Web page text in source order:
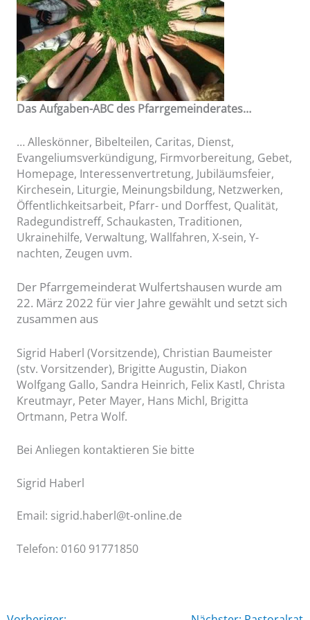
Das Aufgaben-ABC des Pfarrgemeinderates…
… Alleskönner, Bibelteilen, Caritas, Dienst,
Evangeliumsverkündigung, Firmvorbereitung, Gebet,
Homepage, Interessenvertretung, Jubiläumsfeier,
Kirchesein, Liturgie, Meinungsbildung, Netzwerken,
Öffentlichkeitsarbeit, Pfarr- und Dorffest, Qualität,
Radegundistreff, Schaukasten, Traditionen,
Ukrainehilfe, Verwaltung, Wallfahren, X-sein, Y-
nachten, Zeugen uvm.
Der Pfarrgemeinderat Wulfertshausen wurde am
22. März 2022 für vier Jahre gewählt und setzt sich
zusammen aus
Sigrid Haberl (Vorsitzende), Christian Baumeister
(stv. Vorsitzender), Brigitte Augustin, Diakon
Wolfgang Gallo, Sandra Heinrich, Felix Kastl, Christa
Kreutmayr, Peter Mayer, Hans Michl, Brigitta
Ortmann, Petra Wolf.
Bei Anliegen kontaktieren Sie bitte
Sigrid Haberl
Email: sigrid.haberl@t-online.de
Telefon: 0160 91771850